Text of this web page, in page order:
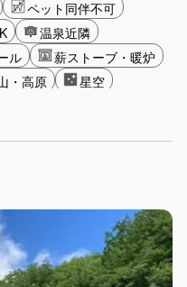
ペット同伴不可
温泉近隣
ル
薪ストーブ・暖炉
・高原
星空